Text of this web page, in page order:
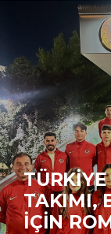
TAKIMI,
İÇIN